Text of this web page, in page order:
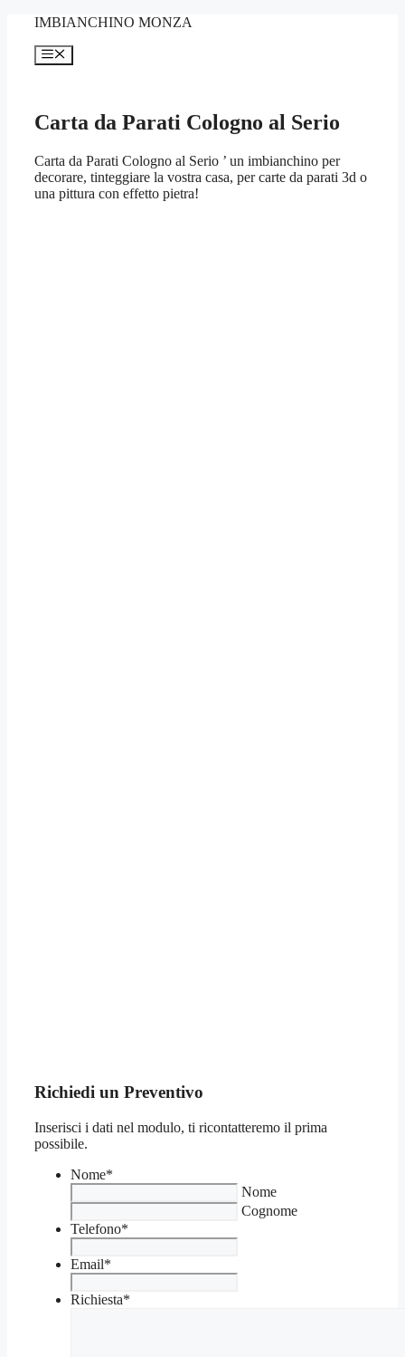
contenuto
IMBIANCHINO MONZA
Menu
Carta da Parati Cologno al Serio
Carta da Parati Cologno al Serio ’ un imbianchino per
decorare, tinteggiare la vostra casa, per carte da parati 3d o
una pittura con effetto pietra!
Richiedi un Preventivo
Inserisci i dati nel modulo, ti ricontatteremo il prima
possibile.
Nome*
Nome
Cognome
Telefono*
Email*
Richiesta*